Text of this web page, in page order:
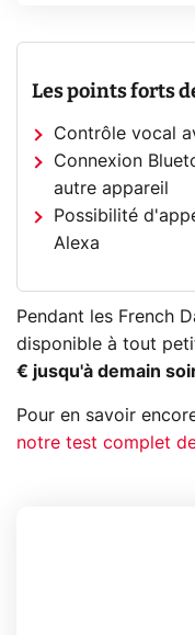
Les points forts
Contrôle vocal
Connexion
autre appareil
Possibilité
Alexa
Pendant les French
disponible à tout
€ jusqu'à demain
Pour en savoir
notre test complet